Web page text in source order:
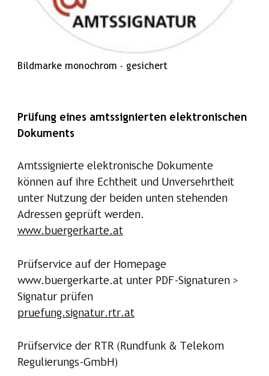
Bildmarke monochrom - gesichert
Prüfung eines amtssignierten elektronischen
Dokuments
Amtssignierte elektronische Dokumente
können auf ihre Echtheit und Unversehrtheit
unter Nutzung der beiden unten stehenden
Adressen geprüft werden.
www.buergerkarte.at
Prüfservice auf der Homepage
www.buergerkarte.at unter PDF-Signaturen >
Signatur prüfen
pruefung.signatur.rtr.at
Prüfservice der RTR (Rundfunk & Telekom
Regulierungs-GmbH)